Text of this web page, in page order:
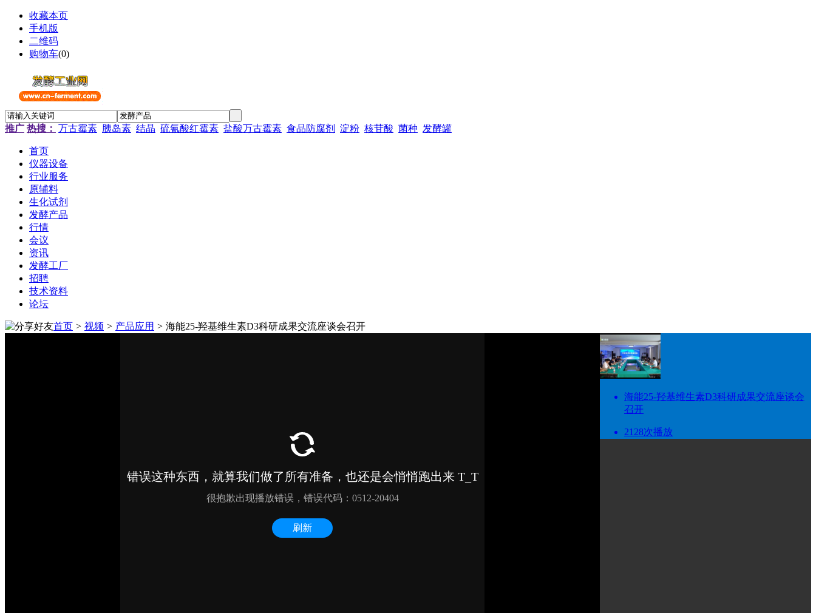
收藏本页
手机版
二维码
购物车(0)
推广 热搜： 万古霉素 胰岛素 结晶 硫氰酸红霉素 盐酸万古霉素 食品防腐剂 淀粉 核苷酸 菌种 发酵罐
首页
仪器设备
行业服务
原辅料
生化试剂
发酵产品
行情
会议
资讯
发酵工厂
招聘
技术资料
论坛
首页 > 视频 > 产品应用 > 海能25-羟基维生素D3科研成果交流座谈会召开
海能25-羟基维生素D3科研成果交流座谈会
召开
2128次播放